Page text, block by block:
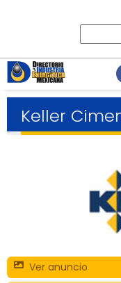
Keller
Ver anuncio